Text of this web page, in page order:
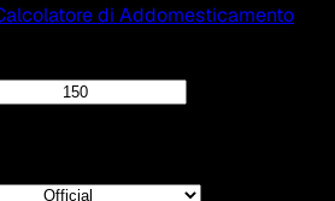
di Addomesticamento